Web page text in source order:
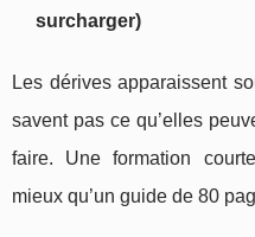
surcharger)
Les dérives apparaissent
savent pas ce qu’elles
faire. Une formation
mieux qu’un guide de 80